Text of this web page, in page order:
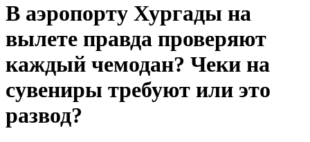
В аэропорту Хургады на
вылете правда проверяют
каждый чемодан? Чеки на
сувениры требуют или это
развод?